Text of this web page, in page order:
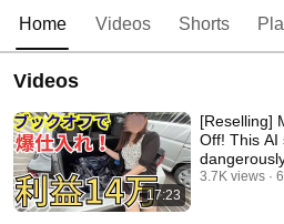
Home Videos Shorts
Videos
17:23
[Reselling]
Off! This AI
3.7K views